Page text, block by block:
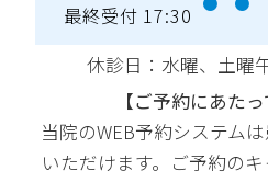
最終受付 17:30
休診日：水曜、土曜
【ご予約にあた
当院のWEB予約システム
いただけます。ご予約の